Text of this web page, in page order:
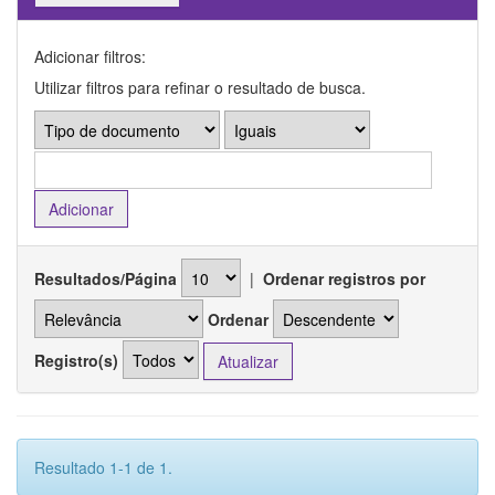
Adicionar filtros:
Utilizar filtros para refinar o resultado de busca.
Resultados/Página | Ordenar registros por
Ordenar
Registro(s)
Resultado 1-1 de 1.